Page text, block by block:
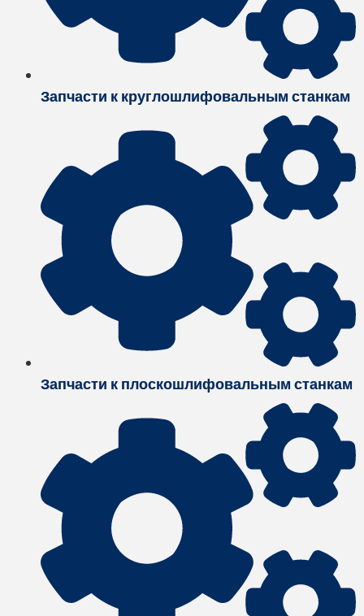
Запчасти к круглошлифовальным станкам
Запчасти к плоскошлифовальным станкам